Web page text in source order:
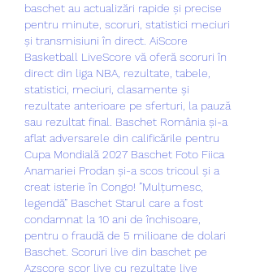
baschet au actualizări rapide și precise
pentru minute, scoruri, statistici meciuri
și transmisiuni în direct. AiScore
Basketball LiveScore vă oferă scoruri în
direct din liga NBA, rezultate, tabele,
statistici, meciuri, clasamente și
rezultate anterioare pe sferturi, la pauză
sau rezultat final. Baschet România și-a
aflat adversarele din calificările pentru
Cupa Mondială 2027 Baschet Foto Fiica
Anamariei Prodan și-a scos tricoul și a
creat isterie în Congo! ”Mulțumesc,
legendă” Baschet Starul care a fost
condamnat la 10 ani de închisoare,
pentru o fraudă de 5 milioane de dolari
Baschet. Scoruri live din baschet pe
Azscore scor live cu rezultate live